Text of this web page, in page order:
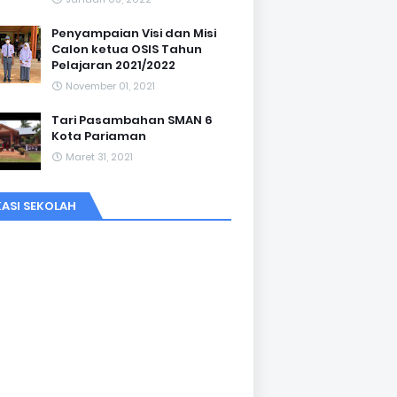
Penyampaian Visi dan Misi
Calon ketua OSIS Tahun
Pelajaran 2021/2022
November 01, 2021
Tari Pasambahan SMAN 6
Kota Pariaman
Maret 31, 2021
SEKOLAH